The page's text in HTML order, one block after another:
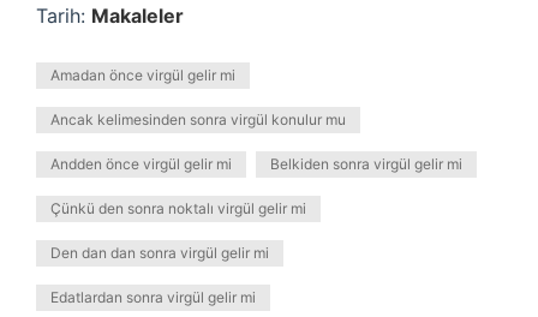
Tarih: Makaleler
Amadan önce virgül gelir mi
Ancak kelimesinden sonra virgül konulur mu
Andden önce virgül gelir mi Belkiden sonra virgül gelir mi
Çünkü den sonra noktalı virgül gelir mi
Den dan dan sonra virgül gelir mi
Edatlardan sonra virgül gelir mi